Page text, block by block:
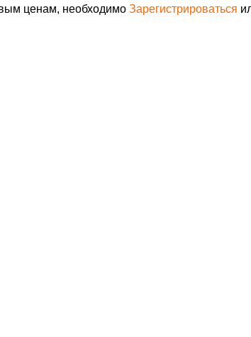
ценам, необходимо Зарегистрироваться